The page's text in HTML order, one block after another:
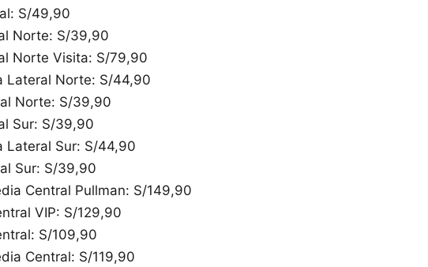
S/49,90
Norte: S/39,90
Norte Visita: S/79,90
Lateral Norte: S/44,90
Norte: S/39,90
Sur: S/39,90
Lateral Sur: S/44,90
Sur: S/39,90
Central Pullman: S/149,90
VIP: S/129,90
S/109,90
Central: S/119,90